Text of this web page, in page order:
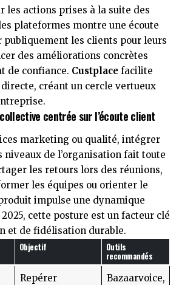
les actions prises à la suite des
plateformes montre une écoute
publiquement les clients pour leurs
des améliorations concrètes
de confiance. Custplace facilite
créant un cercle vertueux
centrée sur l’écoute client
marketing ou qualité, intégrer
niveaux de l’organisation fait toute
les retours lors des réunions,
les équipes ou orienter le
impulse une dynamique
cette posture est un facteur clé
et de fidélisation durable.
Objectif Outils
recommandés
Repérer
Bazaarvoice,